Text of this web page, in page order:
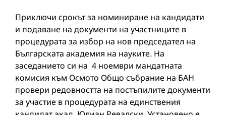
Приключи срокът за номиниране на кандидати
и подаване на документи на участниците в
процедурата за избор на нов председател на
Българската академия на науките. На
заседанието си на 4 ноември мандатната
комисия към Осмото Общо събрание на БАН
провери редовността на постъпилите документи
за участие в процедурата на единствения